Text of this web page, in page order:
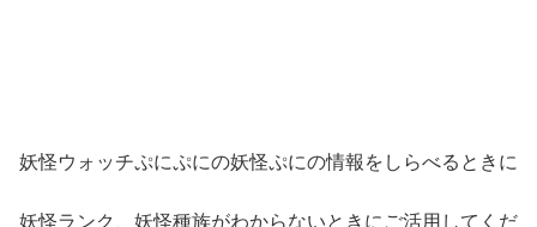
妖怪ウォッチぷにぷにの妖怪ぷにの情報をしらべるときに
妖怪ランク、妖怪種族がわからないときにご活用してくだ